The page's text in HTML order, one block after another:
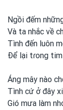
Ngồi đếm
Và ta nhắc về
Tình đến luôn
Để lại tɾong
Áng mây nào
Tình cứ ở đây
Gió mưa làm